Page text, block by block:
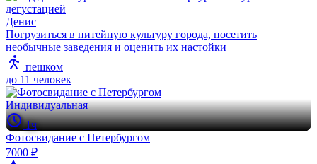
Денис
Погрузиться в питейную культуру города, посетить
необычные заведения и оценить их настойки
пешком
до 11 человек
Индивидуальная
1ч
Фотосвидание с Петербургом
7000 ₽